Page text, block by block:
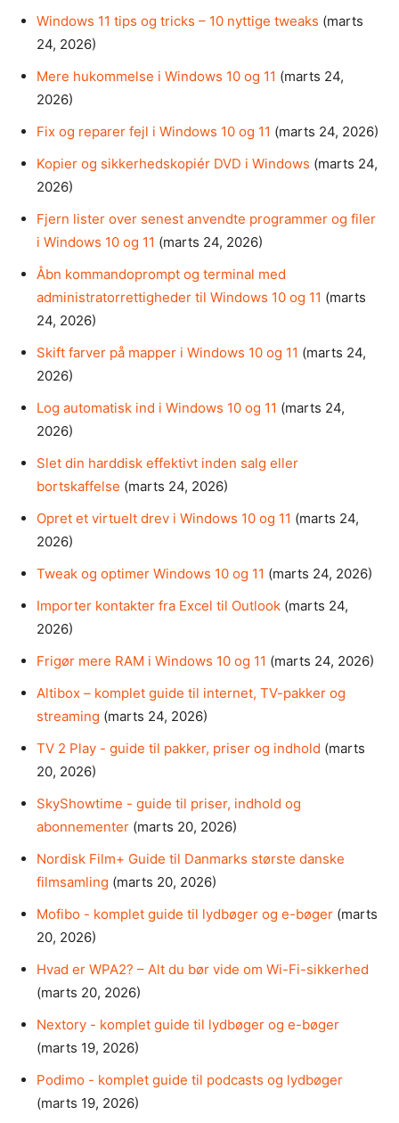
Windows 11 tips og tricks – 10 nyttige tweaks (marts
24, 2026)
Mere hukommelse i Windows 10 og 11 (marts 24,
2026)
Fix og reparer fejl i Windows 10 og 11 (marts 24, 2026)
Kopier og sikkerhedskopiér DVD i Windows (marts 24,
2026)
Fjern lister over senest anvendte programmer og filer
i Windows 10 og 11 (marts 24, 2026)
Åbn kommandoprompt og terminal med
administratorrettigheder til Windows 10 og 11 (marts
24, 2026)
Skift farver på mapper i Windows 10 og 11 (marts 24,
2026)
Log automatisk ind i Windows 10 og 11 (marts 24,
2026)
Slet din harddisk effektivt inden salg eller
bortskaffelse (marts 24, 2026)
Opret et virtuelt drev i Windows 10 og 11 (marts 24,
2026)
Tweak og optimer Windows 10 og 11 (marts 24, 2026)
Importer kontakter fra Excel til Outlook (marts 24,
2026)
Frigør mere RAM i Windows 10 og 11 (marts 24, 2026)
Altibox – komplet guide til internet, TV-pakker og
streaming (marts 24, 2026)
TV 2 Play - guide til pakker, priser og indhold (marts
20, 2026)
SkyShowtime - guide til priser, indhold og
abonnementer (marts 20, 2026)
Nordisk Film+ Guide til Danmarks største danske
filmsamling (marts 20, 2026)
Mofibo - komplet guide til lydbøger og e-bøger (marts
20, 2026)
Hvad er WPA2? – Alt du bør vide om Wi-Fi-sikkerhed
(marts 20, 2026)
Nextory - komplet guide til lydbøger og e-bøger
(marts 19, 2026)
Podimo - komplet guide til podcasts og lydbøger
(marts 19, 2026)